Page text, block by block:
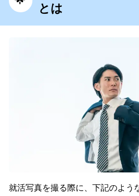
とは
就活写真を撮る際に、下記のよう